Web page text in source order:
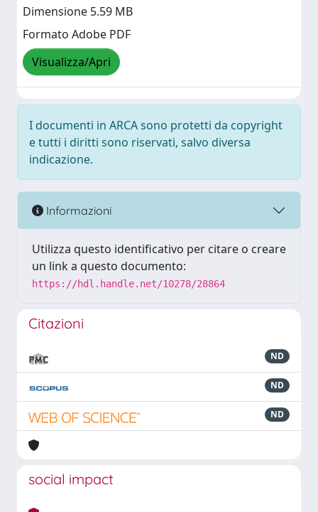
Dimensione 5.59 MB
Formato Adobe PDF
Visualizza/Apri
I documenti in ARCA sono protetti da copyright
e tutti i diritti sono riservati, salvo diversa
indicazione.
Informazioni
Utilizza questo identificativo per citare o creare
un link a questo documento:
https://hdl.handle.net/10278/28864
Citazioni
ND
ND
ND
social impact